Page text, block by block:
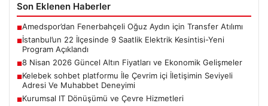
Son Eklenen Haberler
■Amedspor’dan Fenerbahçeli Oğuz Aydın için Transfer Atılımı
■İstanbul’un 22 İlçesinde 9 Saatlik Elektrik Kesintisi-Yeni
Program Açıklandı
■8 Nisan 2026 Güncel Altın Fiyatları ve Ekonomik Gelişmeler
■Kelebek sohbet platformu İle Çevrim içi İletişimin Seviyeli
Adresi Ve Muhabbet Deneyimi
■Kurumsal IT Dönüşümü ve Çevre Hizmetleri